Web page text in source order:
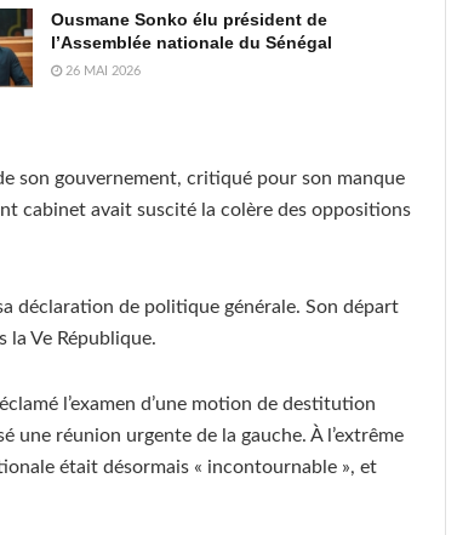
Ousmane Sonko élu président de
l’Assemblée nationale du Sénégal
26 MAI 2026
son gouvernement, critiqué pour son manque
cabinet avait suscité la colère des oppositions
déclaration de politique générale. Son départ
la Ve République.
l’examen d’une motion de destitution
réunion urgente de la gauche. À l’extrême
était désormais « incontournable », et